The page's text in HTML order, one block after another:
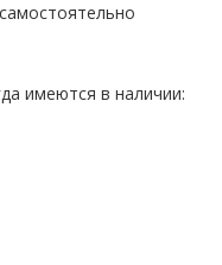
имеются в наличии: